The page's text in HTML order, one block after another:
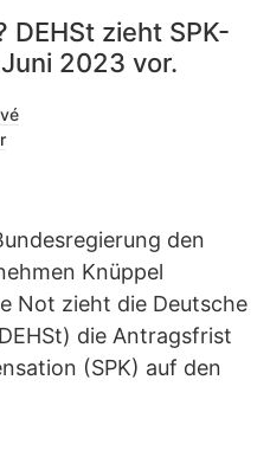
zieht SPK-
2023 vor.
den
Knüppel
Not zieht die Deutsche
die Antragsfrist
(SPK) auf den